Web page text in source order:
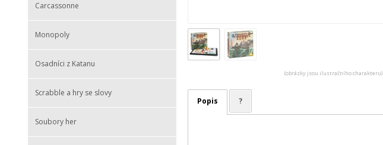
Carcassonne
Monopoly
Osadníci z Katanu
Scrabble a hry se slovy
Soubory her
(obrázky jsou ilustračního charakteru)
Popis ?